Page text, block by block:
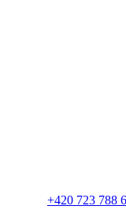
+420 723 788